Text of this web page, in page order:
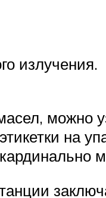
излучения.
можно
на